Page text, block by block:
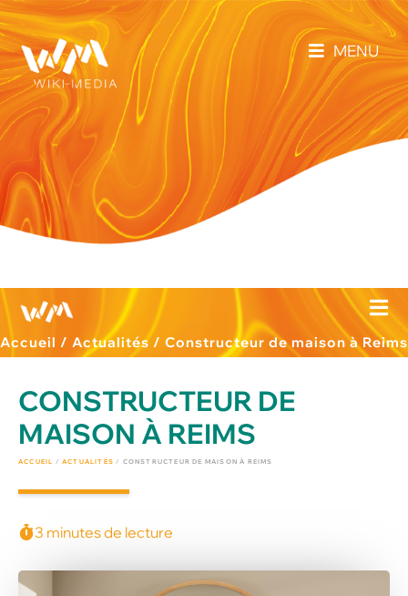
MENU
Accueil / Actualités/ Constructeur de maison à Reims
CONSTRUCTEUR DE
MAISON À REIMS
ACCUEIL /ACTUALITÉS / CONSTRUCTEUR DE MAISON À REIMS
3 minutes de lecture